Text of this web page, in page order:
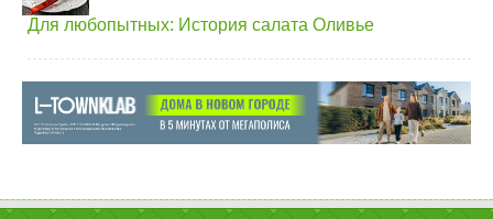
Для любопытных: История салата Оливье